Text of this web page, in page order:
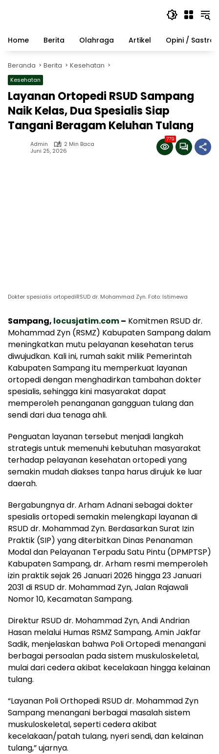
Home
Berita Olahraga Artikel Opini / Sastra
Beranda Berita Kesehatan
Kesehatan
Layanan Ortopedi RSUD Sampang
Naik Kelas, Dua Spesialis Siap
Tangani Beragam Keluhan Tulang
Admin
2 Min Baca
Juni 25, 2026
779
Dokter spesialis ortopediRSUD dr. Mohammad Zyn. Foto: Istimewa
Sampang, locusjatim.com– Komitmen RSUD dr.
Mohammad Zyn (RSMZ) Kabupaten Sampang dalam
meningkatkan mutu pelayanan kesehatan terus
diwujudkan. Kali ini, rumah sakit milik Pemerintah
Kabupaten Sampang itu memperkuat layanan
ortopedi dengan menghadirkan tambahan dokter
spesialis, sehingga kini masyarakat dapat
memperoleh penanganan gangguan tulang dan
sendi dari dua tenaga ahli.
Penguatan layanan tersebut menjadi langkah
strategis untuk memenuhi kebutuhan masyarakat
terhadap pelayanan kesehatan ortopedi yang
semakin mudah diakses tanpa harus dirujuk ke luar
daerah.
Bergabungnya dr. Arham Adnani sebagai dokter
spesialis ortopedi semakin melengkapi layanan di
RSUD dr. Mohammad Zyn. Berdasarkan Surat Izin
Praktik (SIP) yang diterbitkan Dinas Penanaman
Modal dan Pelayanan Terpadu Satu Pintu (DPMPTSP)
Kabupaten Sampang, dr. Arham resmi memperoleh
izin praktik sejak 26 Januari 2026 hingga 23 Januari
2031 di RSUD dr. Mohammad Zyn, Jalan Rajawali
Nomor 10, Kecamatan Sampang.
Direktur RSUD dr. Mohammad Zyn, Andi Andrian
Hasan melalui Humas RSMZ Sampang, Amin Jakfar
Sadik, menjelaskan bahwa Poli Ortopedi menangani
berbagai persoalan pada sistem muskuloskeletal,
mulai dari cedera akibat kecelakaan hingga kelainan
tulang.
“Layanan Poli Orthopedi RSUD dr. Mohammad Zyn
Sampang menangani berbagai masalah sistem
muskuloskeletal, seperti cedera akibat
kecelakaan/patah tulang, nyeri sendi, dan kelainan
tulang,” ujarnya.